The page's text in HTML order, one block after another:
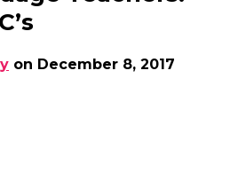
on December 8, 2017